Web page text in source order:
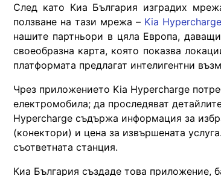
След като Киа България изградих
ползване на тази мрежа – Kia
нашите партньори в цяла Европа,
своеобразна карта, която показва
платформата предлагат интелигентни
Чрез приложението Kia Hypercharge
електромобила; да проследяват
Hypercharge съдържа информация за
(конектори) и цена за извършената
съответната станция.
Киа България създаде това приложение,